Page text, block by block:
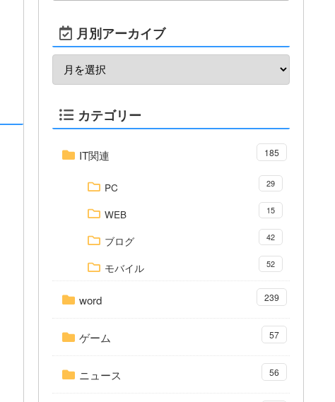
月別アーカイブ
カテゴリー
IT関連 185
PC 29
WEB 15
ブログ 42
モバイル 52
word 239
ゲーム 57
ニュース 56